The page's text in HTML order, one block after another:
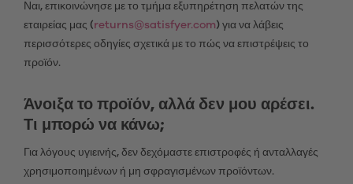
Ναι, επικοινώνησε με το τμήμα εξυπηρέτηση πελατών της
εταιρείας μας (returns@satisfyer.com) για να λάβεις
περισσότερες οδηγίες σχετικά με το πώς να επιστρέψεις το
προϊόν.
Άνοιξα το προϊόν, αλλά δεν μου αρέσει.
Τι μπορώ να κάνω;
Για λόγους υγιεινής, δεν δεχόμαστε επιστροφές ή ανταλλαγές
χρησιμοποιημένων ή μη σφραγισμένων προϊόντων.